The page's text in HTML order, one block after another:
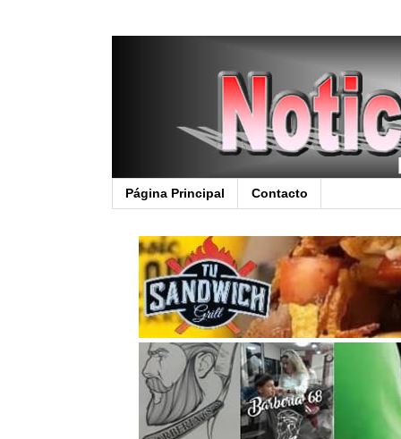
Página Principal Contacto